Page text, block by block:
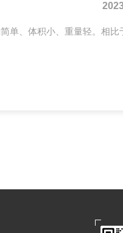
单、体积小、重量轻。相比